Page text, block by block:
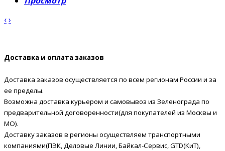
‹›
Доставка и оплата заказов
Доставка заказов осуществляется по всем регионам России и за
ее пределы.
Возможна доставка курьером и самовывоз из Зеленограда по
предварительной договоренности(для покупателей из Москвы и
МО).
Доставку заказов в регионы осуществляем транспортными
компаниями(ПЭК, Деловые Линии, Байкал-Сервис, GTD(КиТ),